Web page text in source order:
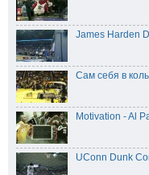
James Harden
Сам себя в
Motivation - Al
UConn Dunk